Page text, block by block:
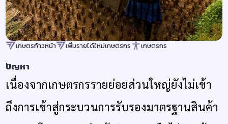
เกษตรก้าวหน้า เพิ่มรายได้ใหม่เกษตรกร เกษตรกร
ปัญหา
เนื่องจากเกษตรกรรายย่อยส่วนใหญ่ยังไม่เข้า
ถึงการเข้าสู่กระบวนการรับรองมาตรฐานสินค้า